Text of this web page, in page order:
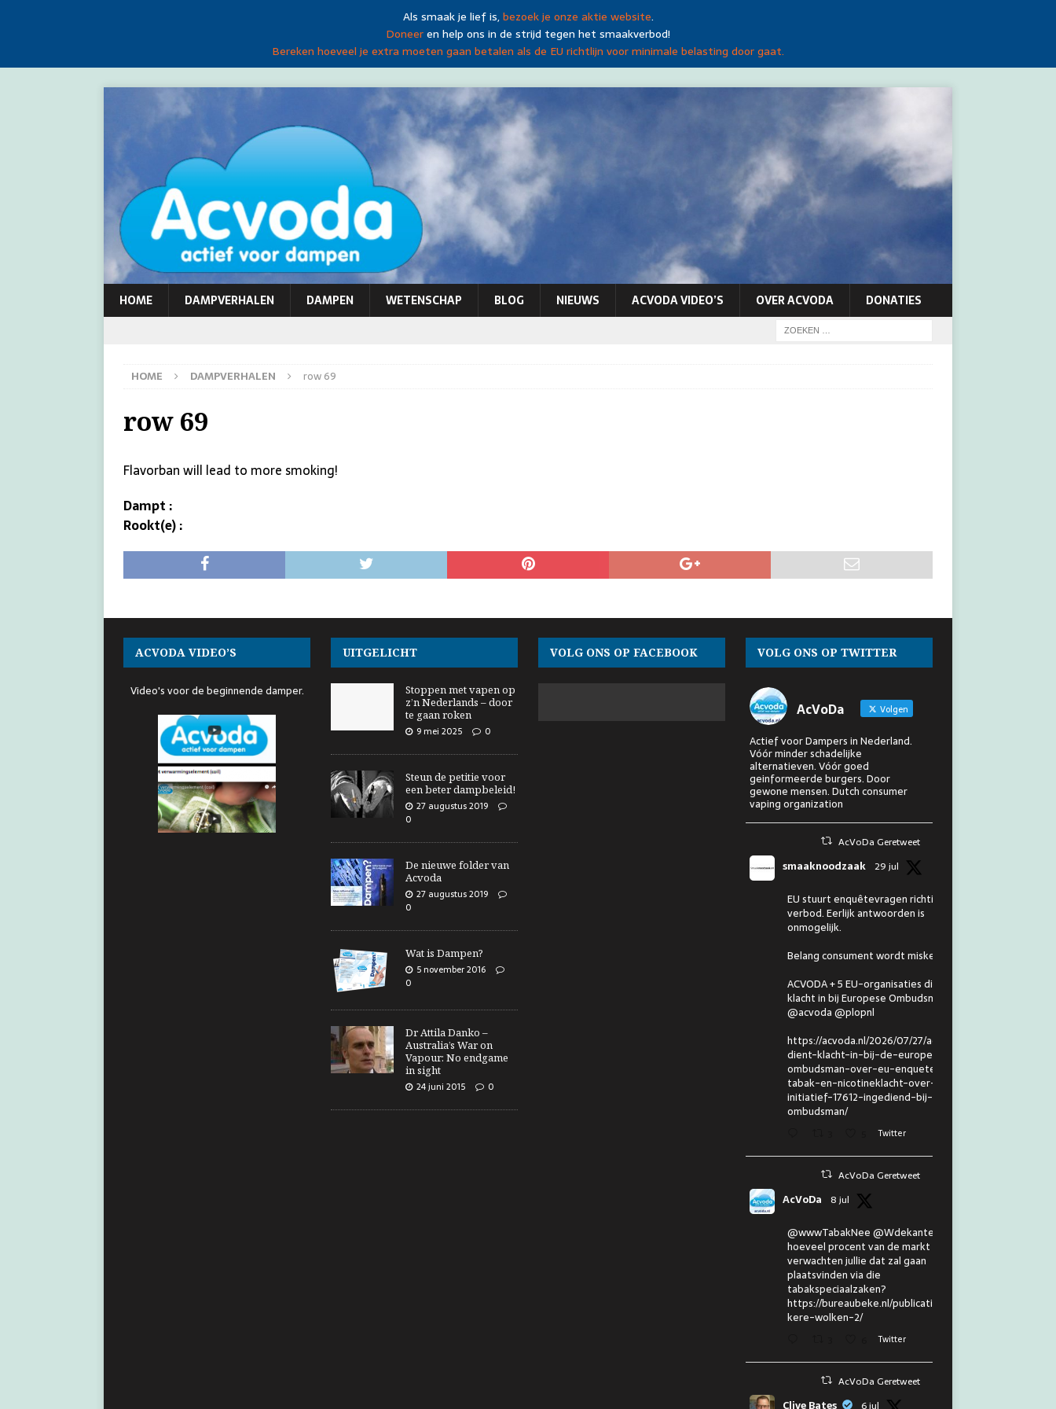
Als smaak je lief is,bezoek je onze aktie website.
Doneeren help ons in de strijd tegen het smaakverbod!
Bereken hoeveel je extra moeten gaan betalen als de EU richtlijn voor minimale belasting door gaat.
HOME DAMPVERHALEN DAMPEN WETENSCHAP BLOG NIEUWS ACVODA VIDEO’S OVER ACVODA DONATIES
HOME DAMPVERHALEN row 69
row 69
Flavorban will lead to more smoking!
Dampt :
Rookt(e) :
ACVODA VIDEO’S
Video's voor de beginnende damper.
UITGELICHT
Stoppen met vapen op
z’n Nederlands – door
te gaan roken
9 mei 2025
0
Steun de petitie voor
een beter dampbeleid!
27 augustus 2019
0
De nieuwe folder van
Acvoda
27 augustus 2019
0
Wat is Dampen?
5 november 2016
0
Dr Attila Danko –
Australia’s War on
Vapour: No endgame
in sight
24 juni 2015
0
VOLG ONS OP FACEBOOK VOLG ONS OP TWITTER
AcVoDa Volgen
Actief voor Dampers in Nederland.
Vóór minder schadelijke
alternatieven. Vóór goed
geinformeerde burgers. Door
gewone mensen. Dutch consumer
vaping organization
AcVoDa Geretweet
smaaknoodzaak 29 jul
EU stuurt enquêtevragen richting
verbod. Eerlijk antwoorden is
onmogelijk.
Belang consument wordt miskend.
ACVODA + 5 EU-organisaties dienen
klacht in bij Europese Ombudsman.
@acvoda @plopnl
https://acvoda.nl/2026/07/27/acvoda-
dient-klacht-in-bij-de-europese-
ombudsman-over-eu-enquete-
tabak-en-nicotineklacht-over-eu-
initiatief-17612-ingediend-bij-de-
ombudsman/
Twitter
AcVoDa Geretweet
AcVoDa 8 jul
@wwwTabakNee @Wdekanter En
hoeveel procent van de markt
verwachten jullie dat zal gaan
plaatsvinden via die
tabakspeciaalzaken?
https://bureaubeke.nl/publicaties/don
kere-wolken-2/
Twitter
AcVoDa Geretweet
Clive Bates 6 jul